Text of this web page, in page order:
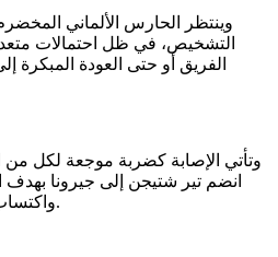
وينتظر الحارس الألماني
التشخيص، في ظل احتمالات
الفريق أو حتى العودة المبكرة
وتأتي الإصابة كضربة موجعة لكل من
انضم تير شتيجن إلى جيرونا
واكتساب الثقة واستعادة الأداء المميز.